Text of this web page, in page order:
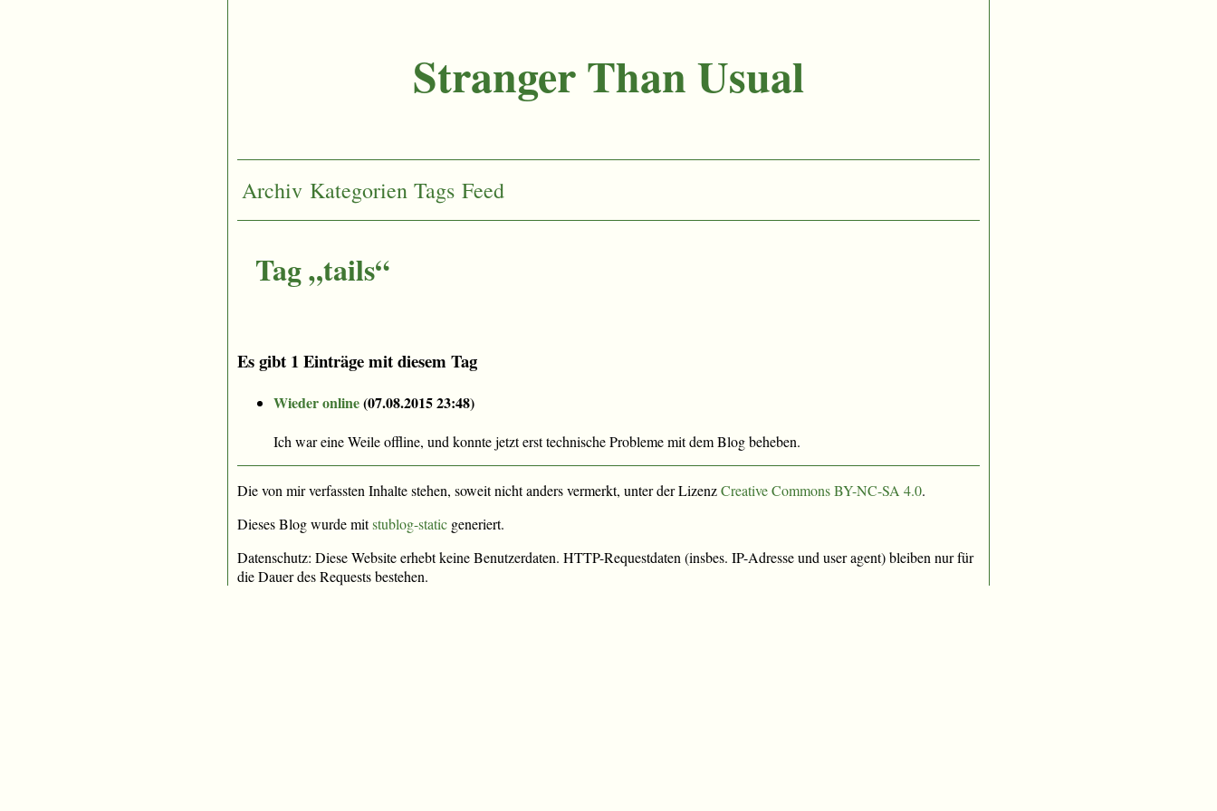
Stranger Than Usual
Archiv Kategorien Tags Feed
Tag „tails“
Es gibt 1 Einträge mit diesem Tag
Wieder online(07.08.2015 23:48)
Ich war eine Weile offline, und konnte jetzt erst technische Probleme mit dem Blog beheben.
Die von mir verfassten Inhalte stehen, soweit nicht anders vermerkt, unter der LizenzCreative Commons BY-NC-SA 4.0.
Dieses Blog wurde mitstublog-static generiert.
Datenschutz: Diese Website erhebt keine Benutzerdaten. HTTP-Requestdaten (insbes. IP-Adresse und user agent) bleiben nur für
die Dauer des Requests bestehen.